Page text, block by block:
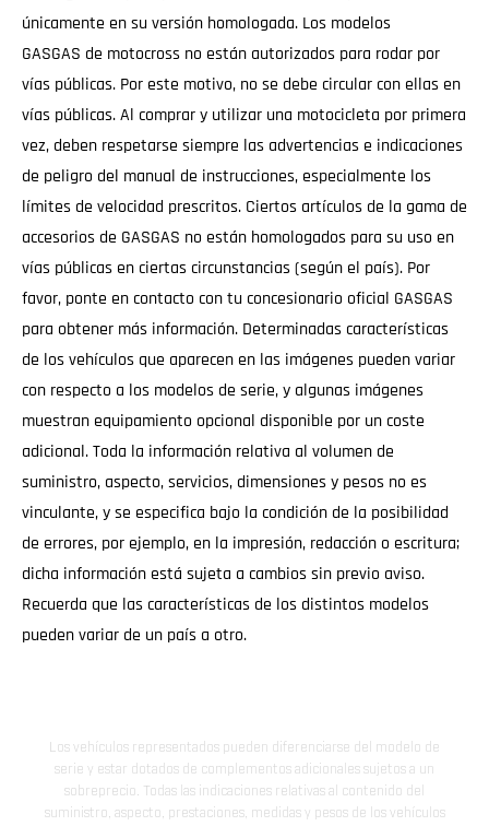
únicamente en su versión homologada. Los modelos
GASGAS de motocross no están autorizados para rodar por
vías públicas. Por este motivo, no se debe circular con ellas en
vías públicas. Al comprar y utilizar una motocicleta por primera
vez, deben respetarse siempre las advertencias e indicaciones
de peligro del manual de instrucciones, especialmente los
límites de velocidad prescritos. Ciertos artículos de la gama de
accesorios de GASGAS no están homologados para su uso en
vías públicas en ciertas circunstancias (según el país). Por
favor, ponte en contacto con tu concesionario oficial GASGAS
para obtener más información. Determinadas características
de los vehículos que aparecen en las imágenes pueden variar
con respecto a los modelos de serie, y algunas imágenes
muestran equipamiento opcional disponible por un coste
adicional. Toda la información relativa al volumen de
suministro, aspecto, servicios, dimensiones y pesos no es
vinculante, y se especifica bajo la condición de la posibilidad
de errores, por ejemplo, en la impresión, redacción o escritura;
dicha información está sujeta a cambios sin previo aviso.
Recuerda que las características de los distintos modelos
pueden variar de un país a otro.
Los vehículos representados pueden diferenciarse del modelo de
serie y estar dotados de complementos adicionales sujetos a un
sobreprecio. Todas las indicaciones relativas al contenido del
suministro, aspecto, prestaciones, medidas y pesos de los vehículos